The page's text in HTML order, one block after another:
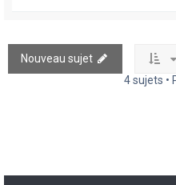
Nouveau sujet
4 sujets •